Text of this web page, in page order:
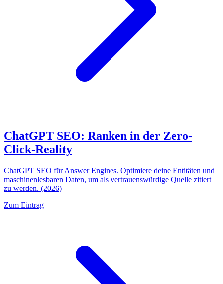
ChatGPT SEO: Ranken in der Zero-
Click-Reality
ChatGPT SEO für Answer Engines. Optimiere deine Entitäten und
maschinenlesbaren Daten, um als vertrauenswürdige Quelle zitiert
zu werden. (2026)
Zum Eintrag